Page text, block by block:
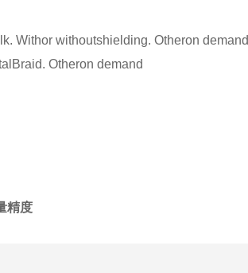
Withor withoutshielding. Otheron demand
Otheron demand
精度